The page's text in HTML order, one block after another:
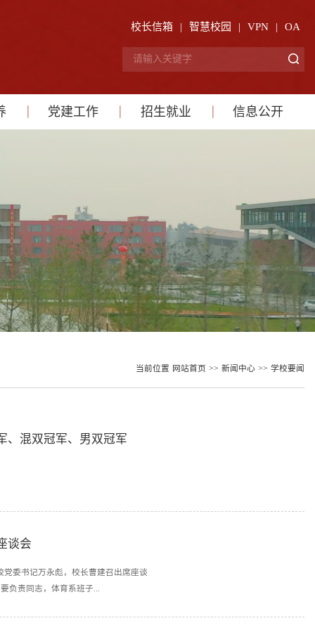
校长信箱 | 智慧校园 | VPN | OA
党建工作 招生就业 信息公开
当前位置 网站首页 >> 新闻中心 >> 学校要闻
、混双冠军、男双冠军
谈会
委书记万永彪，校长曹建召出席座谈
负责同志，体育系班子...